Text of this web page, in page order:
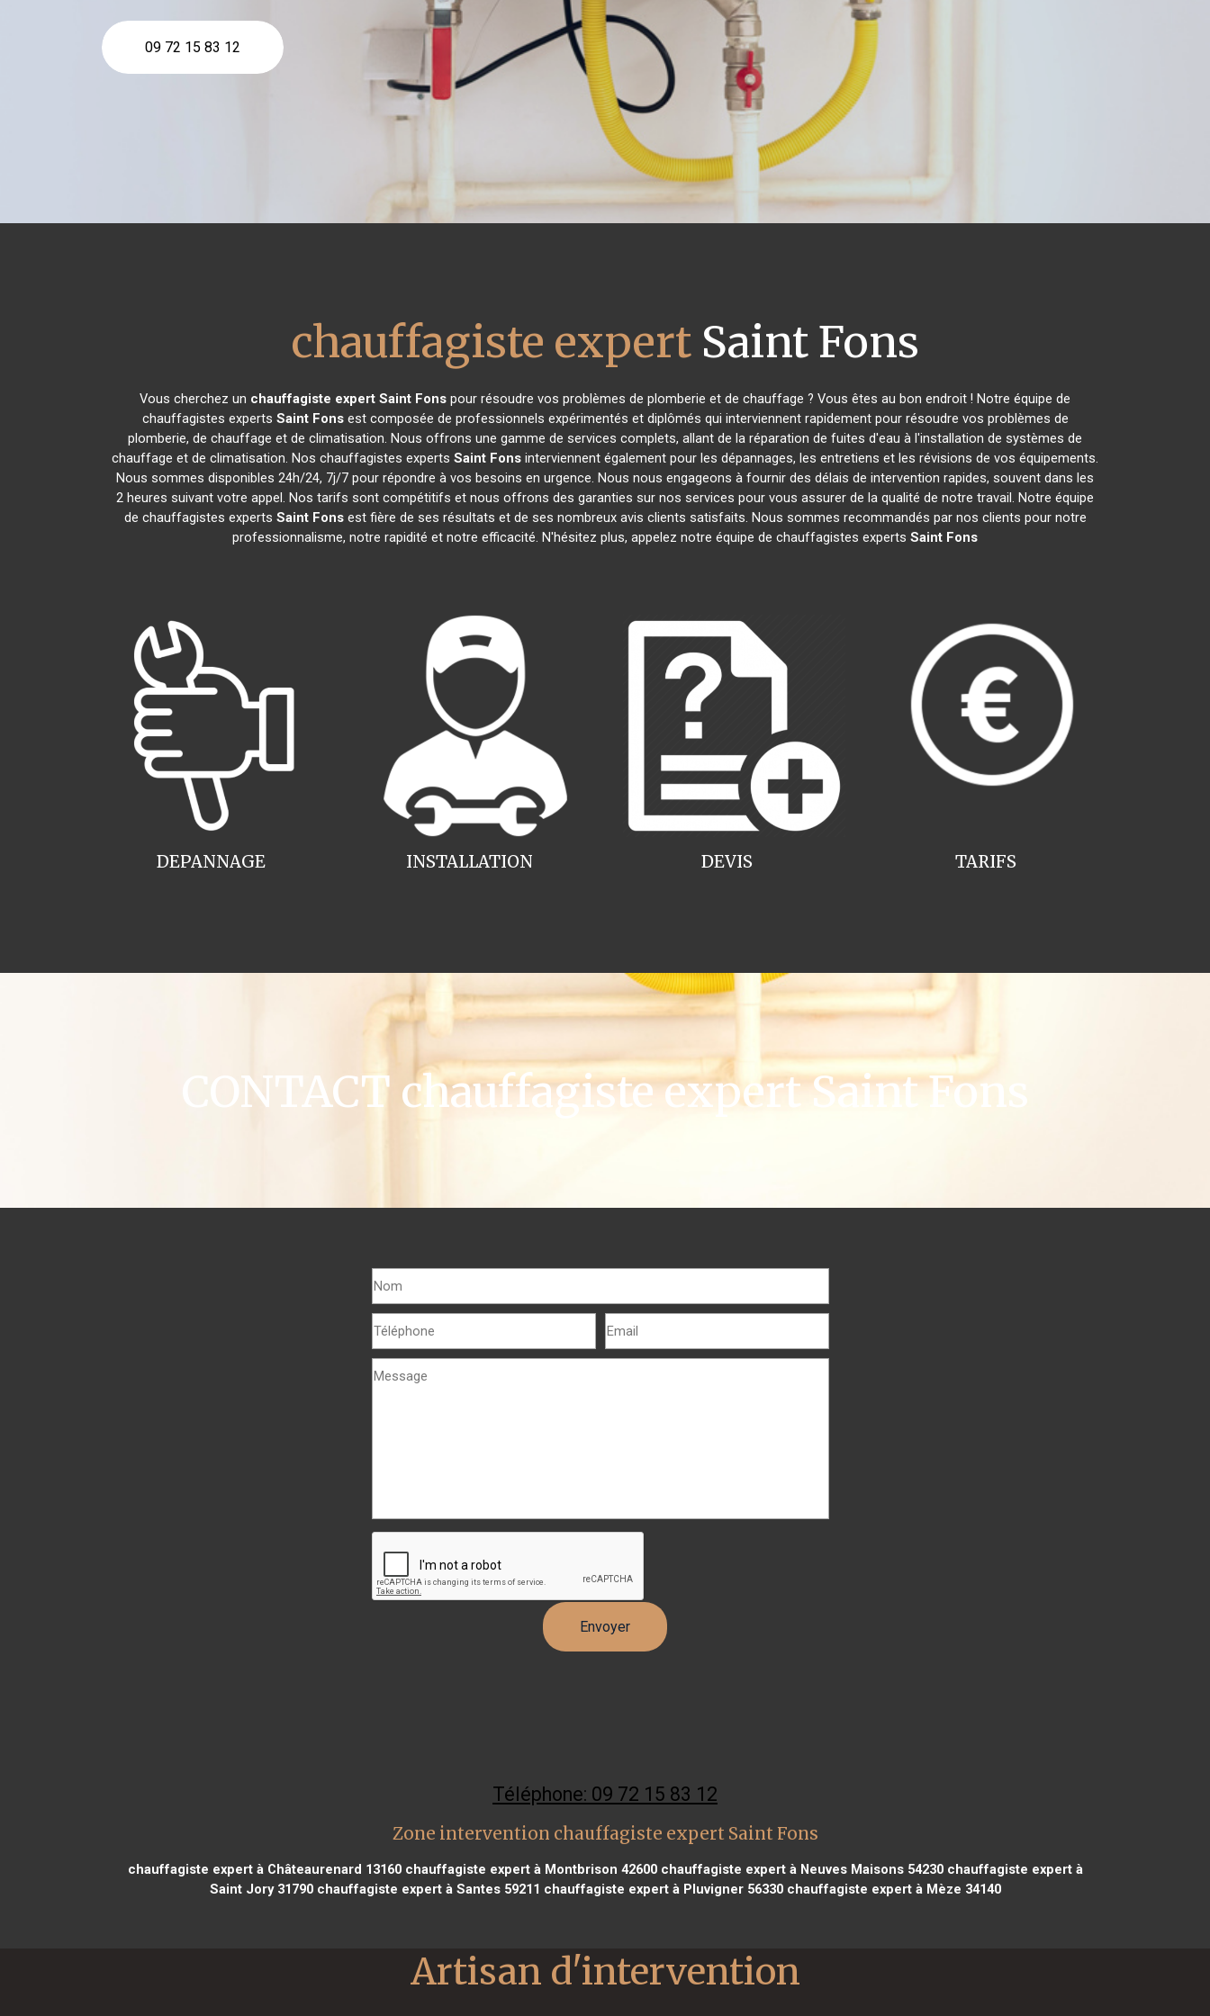
09 72 15 83 12
chauffagiste expert Saint Fons
Vous cherchez un chauffagiste expert Saint Fons pour résoudre vos problèmes de plomberie et de chauffage ? Vous êtes au bon endroit ! Notre équipe de
chauffagistes experts Saint Fonsest composée de professionnels expérimentés et diplômés qui interviennent rapidement pour résoudre vos problèmes de
plomberie, de chauffage et de climatisation. Nous offrons une gamme de services complets, allant de la réparation de fuites d'eau à l'installation de systèmes de
chauffage et de climatisation. Nos chauffagistes experts Saint Fons interviennent également pour les dépannages, les entretiens et les révisions de vos équipements.
Nous sommes disponibles 24h/24, 7j/7 pour répondre à vos besoins en urgence. Nous nous engageons à fournir des délais de intervention rapides, souvent dans les
2 heures suivant votre appel. Nos tarifs sont compétitifs et nous offrons des garanties sur nos services pour vous assurer de la qualité de notre travail. Notre équipe
de chauffagistes experts Saint Fonsest fière de ses résultats et de ses nombreux avis clients satisfaits. Nous sommes recommandés par nos clients pour notre
professionnalisme, notre rapidité et notre efficacité. N'hésitez plus, appelez notre équipe de chauffagistes experts Saint Fons
INSTALLATION
DEPANNAGE TARIFS
DEVIS
CONTACT chauffagiste expert Saint Fons
Téléphone: 09 72 15 83 12
Zone intervention chauffagiste expert Saint Fons
chauffagiste expert à Châteaurenard 13160chauffagiste expert à Montbrison 42600chauffagiste expert à Neuves Maisons 54230chauffagiste expert à
Saint Jory 31790chauffagiste expert à Santes 59211 chauffagiste expert à Pluvigner 56330chauffagiste expert à Mèze 34140
Artisan d'intervention